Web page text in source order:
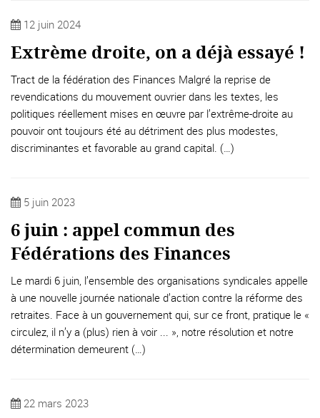
12 juin 2024
Extrème droite, on a déjà essayé !
Tract de la fédération des Finances Malgré la reprise de
revendications du mouvement ouvrier dans les textes, les
politiques réellement mises en œuvre par l’extrême-droite au
pouvoir ont toujours été au détriment des plus modestes,
discriminantes et favorable au grand capital. (…)
5 juin 2023
6 juin : appel commun des
Fédérations des Finances
Le mardi 6 juin, l’ensemble des organisations syndicales appelle
à une nouvelle journée nationale d’action contre la réforme des
retraites. Face à un gouvernement qui, sur ce front, pratique le «
circulez, il n’y a (plus) rien à voir ... », notre résolution et notre
détermination demeurent (…)
22 mars 2023